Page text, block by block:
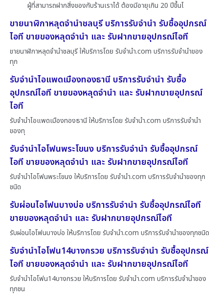
ผู้ที่สามารถฝากสิ่งของกับร้านเราได้ ต้องมีอายุเกิน 20 ปีขึ้นไ
ขายนาฬิกาหลุดจำนำชลบุรี บริการรับจำนำ รับซื้ออุปกรณ์
ไอที ขายของหลุดจำนำ และ รับฝากขายอุปกรณ์ไอที
ขายนาฬิกาหลุดจำนำชลบุรี ให้บริการโดย รับจํานํา.com บริการรับจำนำของ
ทุก
รับจำนำไอแพดเมืองทองธานี บริการรับจำนำ รับซื้อ
อุปกรณ์ไอที ขายของหลุดจำนำ และ รับฝากขายอุปกรณ์
ไอที
รับจำนำไอแพดเมืองทองธานี ให้บริการโดย รับจํานํา.com บริการรับจำนำ
ของทุ
รับจำนำไอโฟนพระโขนง บริการรับจำนำ รับซื้ออุปกรณ์
ไอที ขายของหลุดจำนำ และ รับฝากขายอุปกรณ์ไอที
รับจำนำไอโฟนพระโขนง ให้บริการโดย รับจํานํา.com บริการรับจำนำของทุก
ชนิด
รับผ่อนไอโฟนบางบ่อ บริการรับจำนำ รับซื้ออุปกรณ์ไอที
ขายของหลุดจำนำ และ รับฝากขายอุปกรณ์ไอที
รับผ่อนไอโฟนบางบ่อ ให้บริการโดย รับจํานํา.com บริการรับจำนำของทุกชนิด
รับจำนำไอโฟน14บางกรวย บริการรับจำนำ รับซื้ออุปกรณ์
ไอที ขายของหลุดจำนำ และ รับฝากขายอุปกรณ์ไอที
รับจำนำไอโฟน14บางกรวย ให้บริการโดย รับจํานํา.com บริการรับจำนำของ
ทุกชน